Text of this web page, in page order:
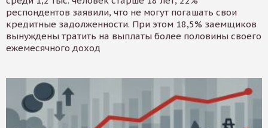
респондентов заявили, что не могут погашать свои
кредитные задолженности. При этом 18,5% заемщиков
вынуждены тратить на выплаты более половины своего
ежемесячного доход